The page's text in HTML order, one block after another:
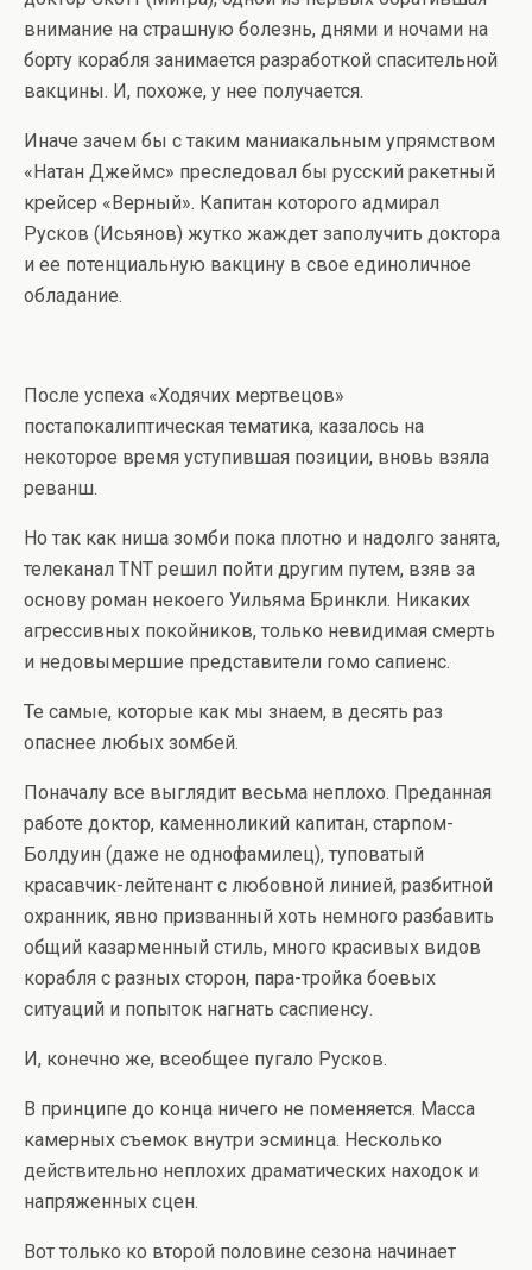
внимание на страшную болезнь, днями и ночами на
борту корабля занимается разработкой спасительной
вакцины. И, похоже, у нее получается.
Иначе зачем бы с таким маниакальным упрямством
«Натан Джеймс» преследовал бы русский ракетный
крейсер «Верный». Капитан которого адмирал
Русков (Исьянов) жутко жаждет заполучить доктора
и ее потенциальную вакцину в свое единоличное
обладание.
После успеха «Ходячих мертвецов»
постапокалиптическая тематика, казалось на
некоторое время уступившая позиции, вновь взяла
реванш.
Но так как ниша зомби пока плотно и надолго занята,
телеканал TNT решил пойти другим путем, взяв за
основу роман некоего Уильяма Бринкли. Никаких
агрессивных покойников, только невидимая смерть
и недовымершие представители гомо сапиенс.
Те самые, которые как мы знаем, в десять раз
опаснее любых зомбей.
Поначалу все выглядит весьма неплохо. Преданная
работе доктор, каменноликий капитан, старпом-
Болдуин (даже не однофамилец), туповатый
красавчик-лейтенант с любовной линией, разбитной
охранник, явно призванный хоть немного разбавить
общий казарменный стиль, много красивых видов
корабля с разных сторон, пара-тройка боевых
ситуаций и попыток нагнать саспиенсу.
И, конечно же, всеобщее пугало Русков.
В принципе до конца ничего не поменяется. Масса
камерных съемок внутри эсминца. Несколько
действительно неплохих драматических находок и
напряженных сцен.
Вот только ко второй половине сезона начинает